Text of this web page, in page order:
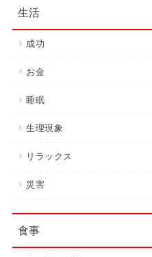
生活
成功
お金
睡眠
生理現象
リラックス
災害
食事